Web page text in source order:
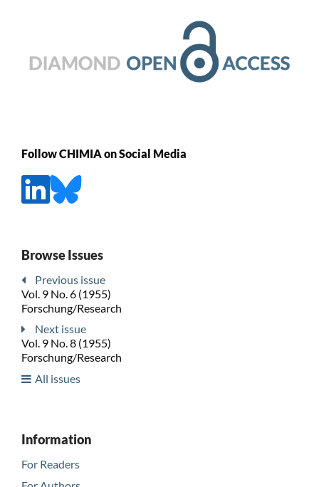
Follow CHIMIA on Social Media
Browse Issues
Previous issue
Vol. 9 No. 6 (1955)
Forschung/Research
Next issue
Vol. 9 No. 8 (1955)
Forschung/Research
All issues
Information
For Readers